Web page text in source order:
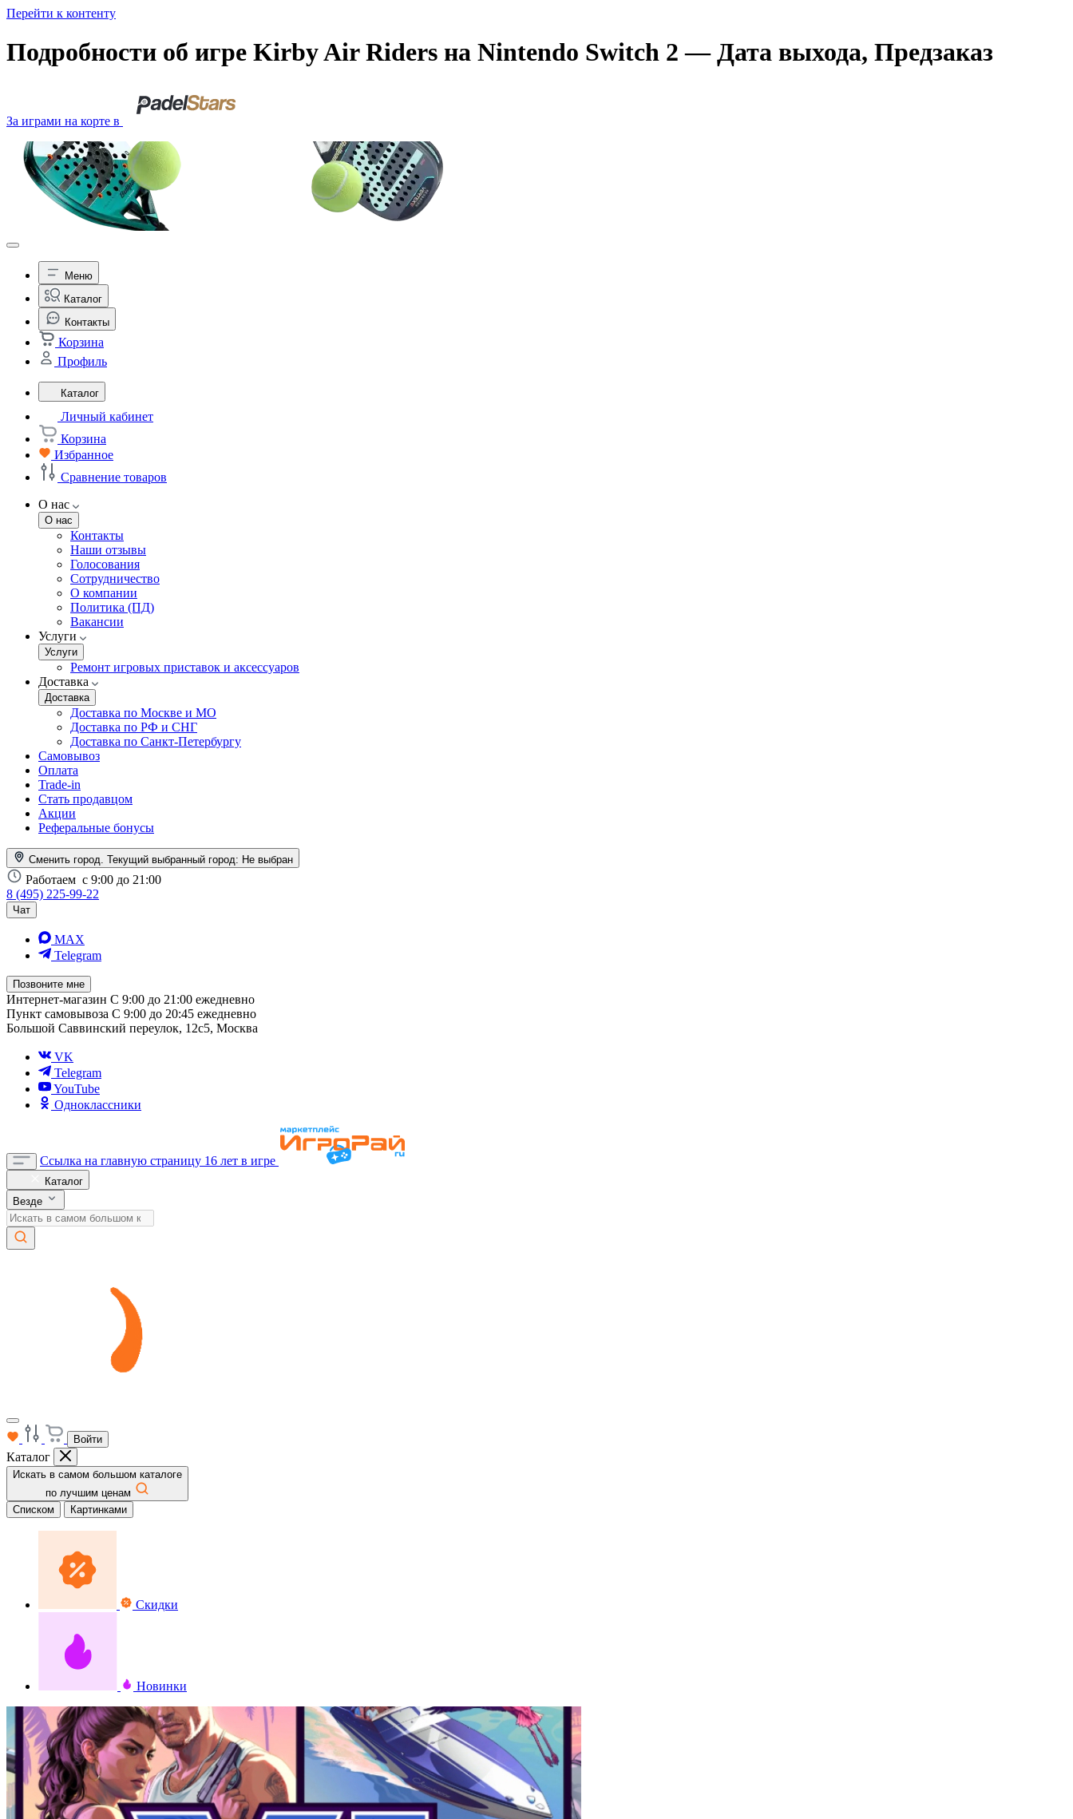
Перейти к контенту
Подробности об игре Kirby Air Riders на Nintendo Switch 2 — Дата выхода, Предзаказ
За играми на корте в
Меню
Каталог
Контакты
Корзина
Профиль
Каталог
Личный кабинет
Корзина
Избранное
Сравнение товаров
О нас
О нас
Контакты
Наши отзывы
Голосования
Сотрудничество
О компании
Политика (ПД)
Вакансии
Услуги
Услуги
Ремонт игровых приставок и аксессуаров
Доставка
Доставка
Доставка по Москве и МО
Доставка по РФ и СНГ
Доставка по Санкт-Петербургу
Самовывоз
Оплата
Trade-in
Стать продавцом
Акции
Реферальные бонусы
Сменить город. Текущий выбранный город: Не выбран
Работаем с 9:00 до 21:00
8 (495) 225-99-22
Чат
MAX
Telegram
Позвоните мне
Интернет-магазин С 9:00 до 21:00 ежедневно
Пункт самовывоза С 9:00 до 20:45 ежедневно
Большой Саввинский переулок, 12с5, Москва
VK
Telegram
YouTube
Одноклассники
Ссылка на главную страницу 16 лет в игре
Каталог
Везде
Войти
Каталог
Искать в самом большом каталоге
по лучшим ценам
Списком
Картинками
Скидки
Новинки